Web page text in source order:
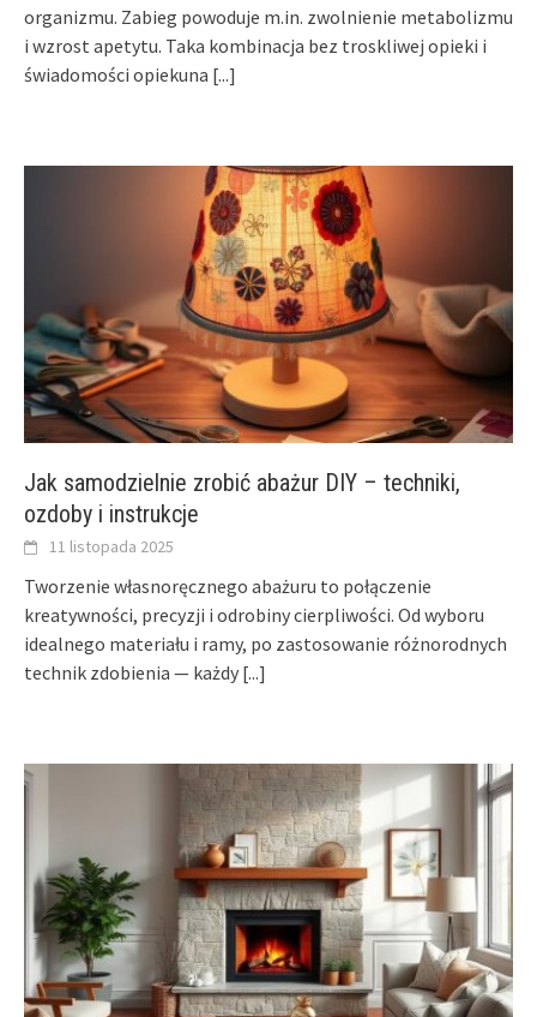
organizmu. Zabieg powoduje m.in. zwolnienie metabolizmu
i wzrost apetytu. Taka kombinacja bez troskliwej opieki i
świadomości opiekuna [...]
Jak samodzielnie zrobić abażur DIY – techniki,
ozdoby i instrukcje
11 listopada 2025
Tworzenie własnoręcznego abażuru to połączenie
kreatywności, precyzji i odrobiny cierpliwości. Od wyboru
idealnego materiału i ramy, po zastosowanie różnorodnych
technik zdobienia — każdy [...]